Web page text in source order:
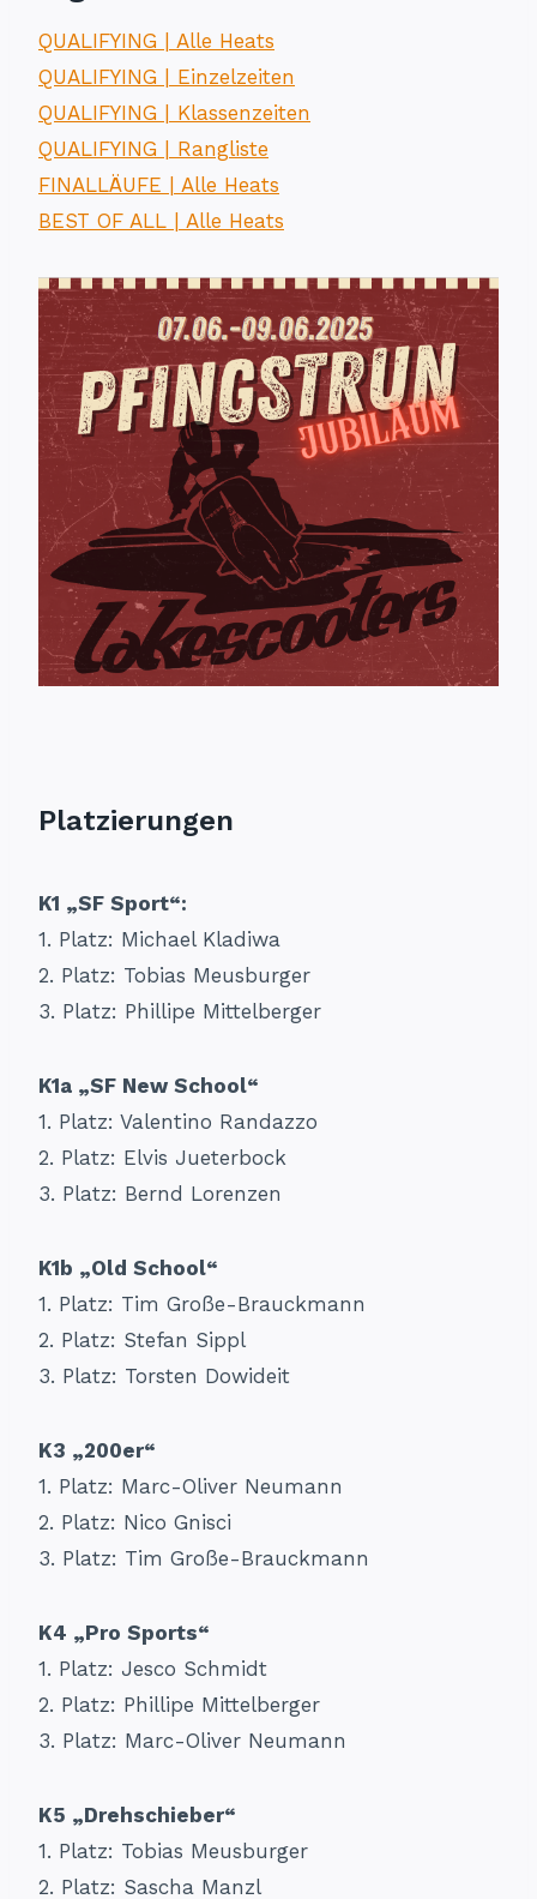
QUALIFYING | Alle Heats
QUALIFYING | Einzelzeiten
QUALIFYING | Klassenzeiten
QUALIFYING | Rangliste
FINALLÄUFE | Alle Heats
BEST OF ALL | Alle Heats
Platzierungen
K1 „SF Sport“:
1. Platz: Michael Kladiwa
2. Platz: Tobias Meusburger
3. Platz: Phillipe Mittelberger
K1a „SF New School“
1. Platz: Valentino Randazzo
2. Platz: Elvis Jueterbock
3. Platz: Bernd Lorenzen
K1b „Old School“
1. Platz: Tim Große-Brauckmann
2. Platz: Stefan Sippl
3. Platz: Torsten Dowideit
K3 „200er“
1. Platz: Marc-Oliver Neumann
2. Platz: Nico Gnisci
3. Platz: Tim Große-Brauckmann
K4 „Pro Sports“
1. Platz: Jesco Schmidt
2. Platz: Phillipe Mittelberger
3. Platz: Marc-Oliver Neumann
K5 „Drehschieber“
1. Platz: Tobias Meusburger
2. Platz: Sascha Manzl